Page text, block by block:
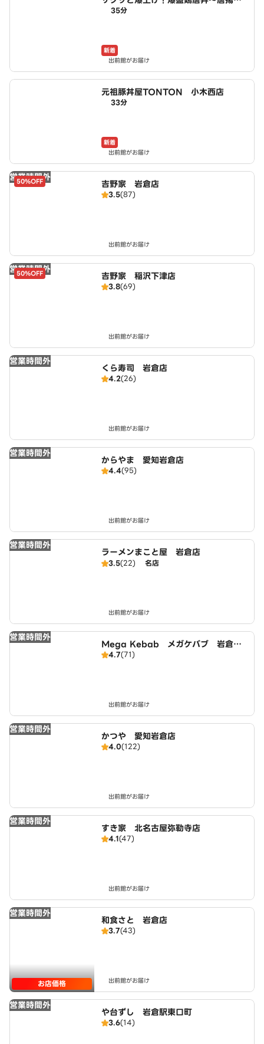
商店鳥一ミート 小木西店
35分
新着
出前館がお届け
元祖豚丼屋TONTON 小木西店
33分
新着
出前館がお届け
営業時間外
50%OFF 吉野家 岩倉店
3.5(87)
出前館がお届け
営業時間外
50%OFF 吉野家 稲沢下津店
3.8(69)
出前館がお届け
営業時間外
くら寿司 岩倉店
4.2(26)
出前館がお届け
営業時間外
からやま 愛知岩倉店
4.4(95)
出前館がお届け
営業時間外
ラーメンまこと屋 岩倉店
3.5(22) 名店
出前館がお届け
営業時間外
Mega Kebab メガケバブ 岩倉
店 Halal ハラール
4.7(71)
出前館がお届け
営業時間外
かつや 愛知岩倉店
4.0(122)
出前館がお届け
営業時間外
すき家 北名古屋弥勒寺店
4.1(47)
出前館がお届け
営業時間外
お店価格
和食さと 岩倉店
3.7(43)
出前館がお届け
営業時間外
や台ずし 岩倉駅東口町
3.6(14)